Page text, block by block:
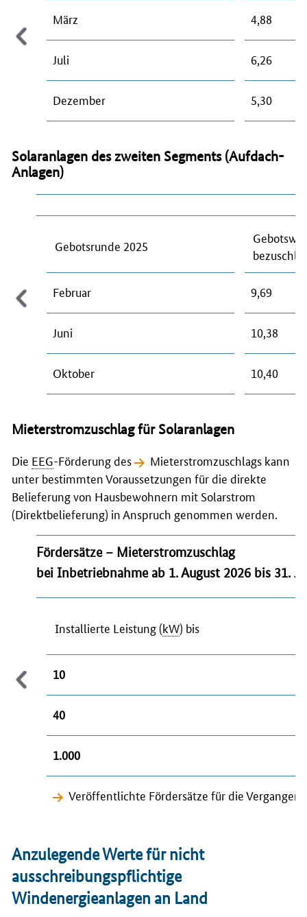
März 4,88
Juli 6,26
Dezember 5,30
Solaranlagen des zweiten Segments (Aufdach-
Anlagen)
Gebotsrunde 2025
Februar 9,69
Juni 10,38
Oktober 10,40
Mieterstromzuschlag für Solaranlagen
Die EEG-Förderung des Mieterstromzuschlags kann
unter bestimmten Voraussetzungen für die direkte
Belieferung von Hausbewohnern mit Solarstrom
(Direktbelieferung) in Anspruch genommen werden.
Fördersätze – Mieterstromzuschlag
bei Inbetriebnahme ab 1. August 2026 bis 31.
Veröffentlichte Fördersätze für die
Installierte Leistung (kW) bis
10
40
1.000
Anzulegende Werte für nicht
ausschreibungspflichtige
Windenergieanlagen an Land